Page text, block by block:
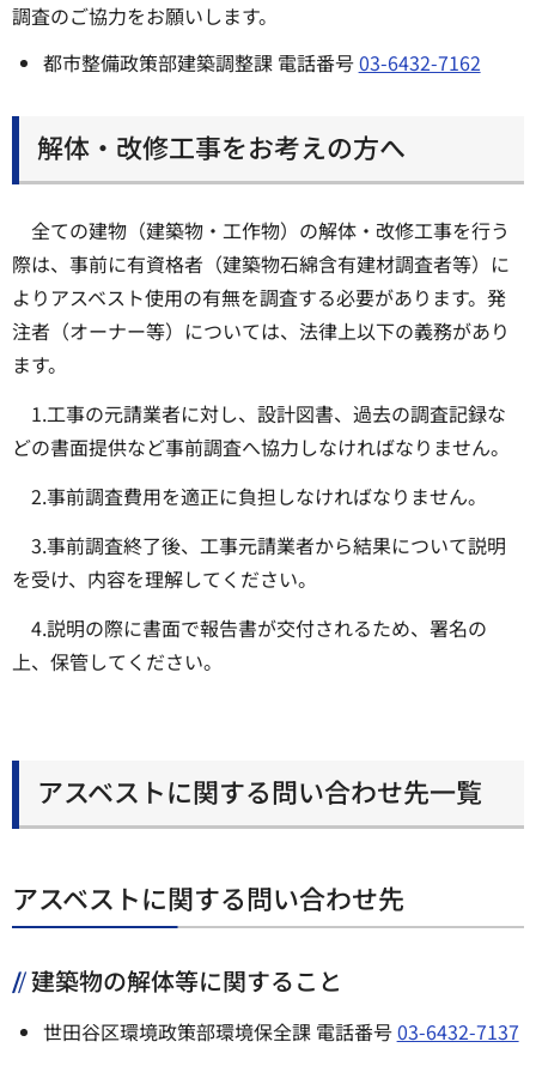
調査のご協力をお願いします。
都市整備政策部建築調整課 電話番号03-6432-7162
解体・改修工事をお考えの方へ
全ての建物（建築物・工作物）の解体・改修工事を行う
際は、事前に有資格者（建築物石綿含有建材調査者等）に
よりアスベスト使用の有無を調査する必要があります。発
注者（オーナー等）については、法律上以下の義務があり
ます。
1.工事の元請業者に対し、設計図書、過去の調査記録な
どの書面提供など事前調査へ協力しなければなりません。
2.事前調査費用を適正に負担しなければなりません。
3.事前調査終了後、工事元請業者から結果について説明
を受け、内容を理解してください。
4.説明の際に書面で報告書が交付されるため、署名の
上、保管してください。
アスベストに関する問い合わせ先一覧
アスベストに関する問い合わせ先
建築物の解体等に関すること
世田谷区環境政策部環境保全課 電話番号03-6432-7137